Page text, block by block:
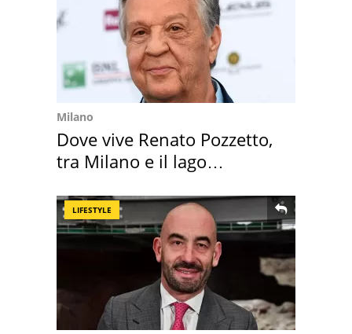
Milano
Dove vive Renato Pozzetto,
tra Milano e il lago
LIFESTYLE